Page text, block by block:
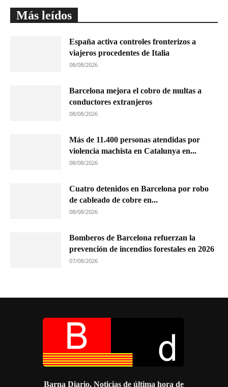
Más leídos
España activa controles fronterizos a
viajeros procedentes de Italia
08/08/2026
Barcelona mejora el cobro de multas a
conductores extranjeros
08/08/2026
Más de 11.400 personas atendidas por
violencia machista en Catalunya en...
08/08/2026
Cuatro detenidos en Barcelona por robo
de cableado de cobre en...
08/08/2026
Bomberos de Barcelona refuerzan la
prevención de incendios forestales en 2026
07/08/2026
Barna Diario. Noticias de última hora de